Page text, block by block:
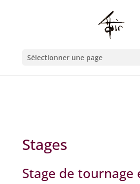
: Constant
on line93
Sélectionner une page
Stages
Stage de tournage